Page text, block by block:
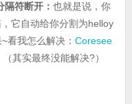
符断开： 也就是说，你
它自动给你分割为helloy
看我怎么解决： Coresee
其实最终没能解决?）